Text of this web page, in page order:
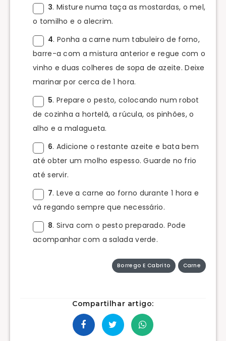
3. Misture numa taça as mostardas, o mel,
o tomilho e o alecrim.
4. Ponha a carne num tabuleiro de forno,
barre-a com a mistura anterior e regue com o
vinho e duas colheres de sopa de azeite. Deixe
marinar por cerca de 1 hora.
5. Prepare o pesto, colocando num robot
de cozinha a hortelã, a rúcula, os pinhões, o
alho e a malagueta.
6. Adicione o restante azeite e bata bem
até obter um molho espesso. Guarde no frio
até servir.
7. Leve a carne ao forno durante 1 hora e
vá regando sempre que necessário.
8. Sirva com o pesto preparado. Pode
acompanhar com a salada verde.
Borrego E Cabrito Carne
Compartilhar artigo: